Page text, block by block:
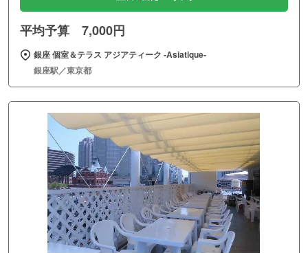
平均予算 7,000円
銀座 個室＆テラス アジアティーク ‐Asiatique‐
銀座駅／東京都